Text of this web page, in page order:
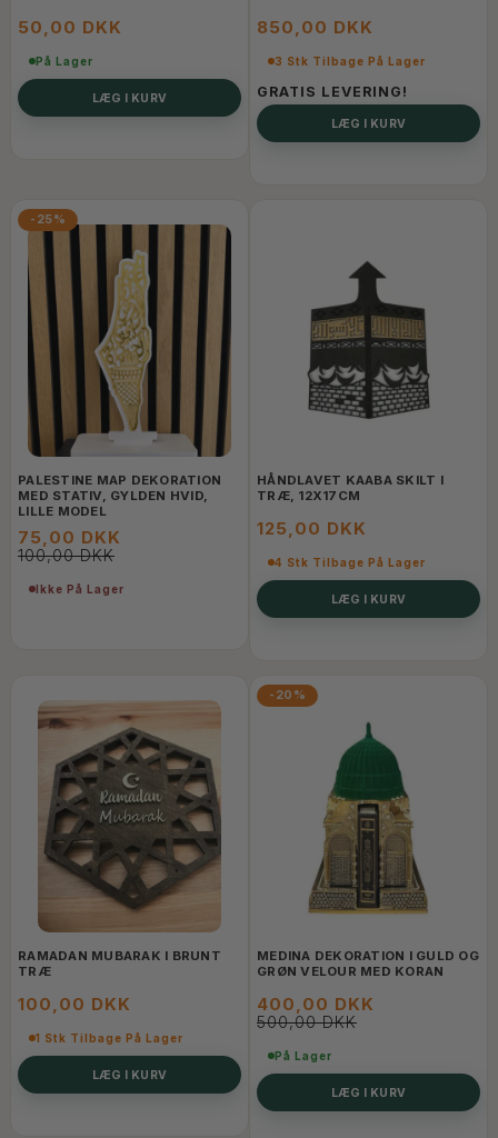
50,00 DKK
På Lager
LÆG I KURV
850,00 DKK
3 Stk Tilbage På Lager
GRATIS LEVERING!
LÆG I KURV
-25%
PALESTINE MAP DEKORATION
MED STATIV, GYLDEN HVID,
LILLE MODEL
75,00 DKK
100,00 DKK
Ikke På Lager
HÅNDLAVET KAABA SKILT I
TRÆ, 12X17CM
125,00 DKK
4 Stk Tilbage På Lager
LÆG I KURV
RAMADAN MUBARAK I BRUNT
TRÆ
100,00 DKK
1 Stk Tilbage På Lager
LÆG I KURV
-20%
MEDINA DEKORATION I GULD OG
GRØN VELOUR MED KORAN
400,00 DKK
500,00 DKK
På Lager
LÆG I KURV